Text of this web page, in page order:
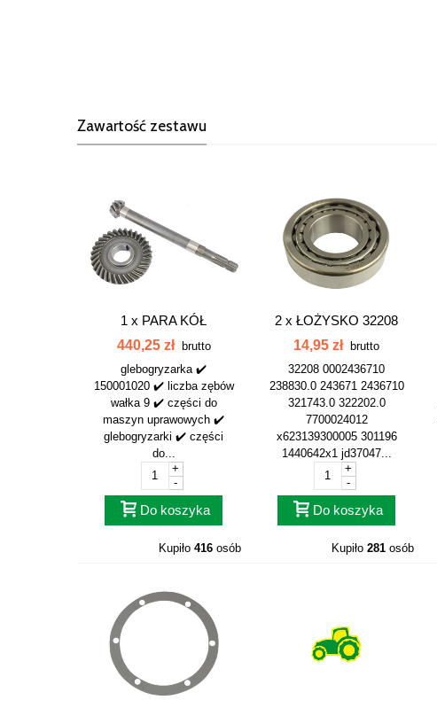
Zawartość zestawu
1 x PARA KÓŁ
KPL.9:32,WAŁEK 9-
440,25 zł brutto
glebogryzarka ✔️
150001020 ✔️ liczba zębów
wałka 9 ✔️ części do
maszyn uprawowych ✔️
glebogryzarki ✔️ części
do...
-
+
Do koszyka
Kupiło 416 osób
2 x ŁOŻYSKO 32208
0002436710...
14,95 zł brutto
32208 0002436710
238830.0 243671 2436710
321743.0 322202.0
7700024012
x623139300005 301196
1440642x1 jd37047...
-
+
Do koszyka
Kupiło 281 osób